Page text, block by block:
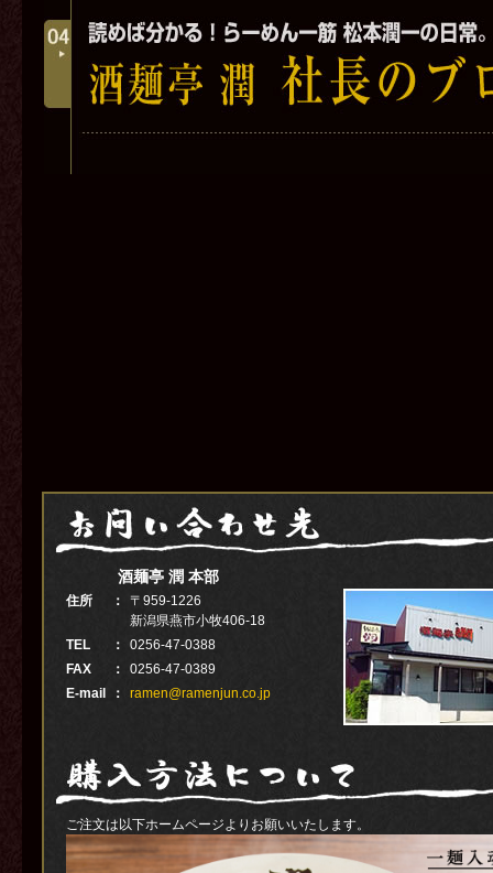
酒麺亭 潤 本部
住所 ：
〒959-1226
新潟県燕市小牧406-18
TEL
：
0256-47-0388
FAX
：
0256-47-0389
E-mail
： ramen@ramenjun.co.jp
ご注文は以下ホームページよりお願いいたします。